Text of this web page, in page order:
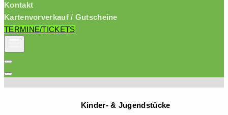
Kontakt
Kartenvorverkauf / Gutscheine
TERMINE/TICKETS
Kinder- & Jugendstücke